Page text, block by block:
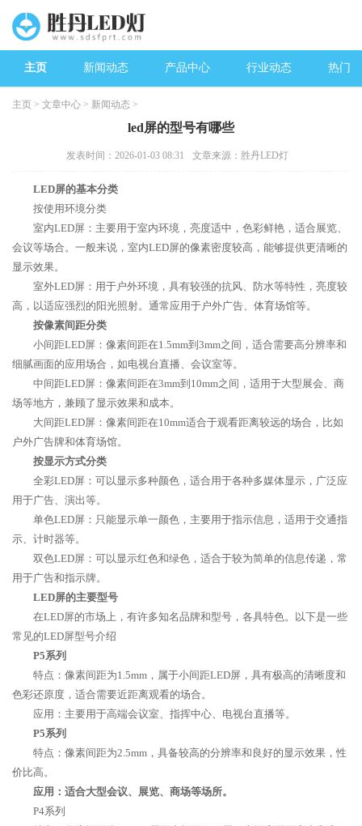
主页 新闻动态 产品中心 行业动态 热门
主页 > 文章中心 > 新闻动态 >
led屏的型号有哪些
发表时间：2026-01-03 08:31 文章来源：胜丹LED灯
LED屏的基本分类
按使用环境分类
室内LED屏：主要用于室内环境，亮度适中，色彩鲜艳，适合展览、
会议等场合。一般来说，室内LED屏的像素密度较高，能够提供更清晰的
显示效果。
室外LED屏：用于户外环境，具有较强的抗风、防水等特性，亮度较
高，以适应强烈的阳光照射。通常应用于户外广告、体育场馆等。
按像素间距分类
小间距LED屏：像素间距在1.5mm到3mm之间，适合需要高分辨率和
细腻画面的应用场合，如电视台直播、会议室等。
中间距LED屏：像素间距在3mm到10mm之间，适用于大型展会、商
场等地方，兼顾了显示效果和成本。
大间距LED屏：像素间距在10mm适合于观看距离较远的场合，比如
户外广告牌和体育场馆。
按显示方式分类
全彩LED屏：可以显示多种颜色，适合用于各种多媒体显示，广泛应
用于广告、演出等。
单色LED屏：只能显示单一颜色，主要用于指示信息，适用于交通指
示、计时器等。
双色LED屏：可以显示红色和绿色，适合于较为简单的信息传递，常
用于广告和指示牌。
LED屏的主要型号
在LED屏的市场上，有许多知名品牌和型号，各具特色。以下是一些
常见的LED屏型号介绍
P5系列
特点：像素间距为1.5mm，属于小间距LED屏，具有极高的清晰度和
色彩还原度，适合需要近距离观看的场合。
应用：主要用于高端会议室、指挥中心、电视台直播等。
P5系列
特点：像素间距为2.5mm，具备较高的分辨率和良好的显示效果，性
价比高。
应用：适合大型会议、展览、商场等场所。
P4系列